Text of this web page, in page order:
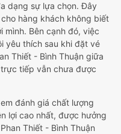
dạng sự lựa chọn. Đây
hàng khách không biết
mình. Bên cạnh đó, việc
yêu thích sau khi đặt vé
Thiết - Bình Thuận giữa
tiếp vẫn chưa được
đánh giá chất lượng
lợi cao nhất, được hưởng
Thiết - Bình Thuận